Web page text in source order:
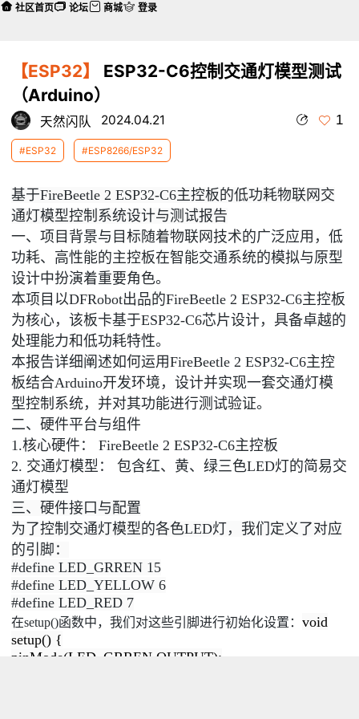
【ESP32】
ESP32-C6控制交通灯模型测试
（Arduino）
天然闪队 2024.04.21 1
#ESP32 #ESP8266/ESP32
本帖最后由 天然闪队 于 2024-4-22 11:35 编辑
基于FireBeetle 2 ESP32-C6主控板的低功耗物联网交
通灯模型控制系统设计与测试报告
一、项目背景与目标随着物联网技术的广泛应用，低
功耗、高性能的主控板在智能交通系统的模拟与原型
设计中扮演着重要角色。
本项目以DFRobot出品的FireBeetle 2 ESP32-C6主控板
为核心，该板卡基于ESP32-C6芯片设计，具备卓越的
处理能力和低功耗特性。
本报告详细阐述如何运用FireBeetle 2 ESP32-C6主控
板结合Arduino开发环境，设计并实现一套交通灯模
型控制系统，并对其功能进行测试验证。
二、硬件平台与组件
1.核心硬件： FireBeetle 2 ESP32-C6主控板
2. 交通灯模型： 包含红、黄、绿三色LED灯的简易交
通灯模型
三、硬件接口与配置
为了控制交通灯模型的各色LED灯，我们定义了对应
的引脚：
#define LED_GRREN 15
#define LED_YELLOW 6
#define LED_RED 7
在setup()函数中，我们对这些引脚进行初始化设置：void
setup() {
pinMode(LED_GRREN,OUTPUT);
社区首页 论坛 商城 登录